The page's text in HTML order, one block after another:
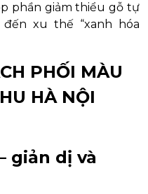
phần giảm thiểu gỗ tự
xu thế “xanh hóa
PHỐI MÀU
HÀ NỘI
giản dị và